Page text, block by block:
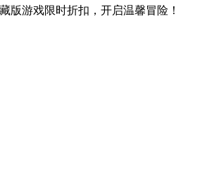
版游戏限时折扣，开启温馨冒险！